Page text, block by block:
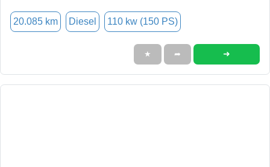
20.085 km Diesel 110 kw (150 PS)
★ ➦ ➜